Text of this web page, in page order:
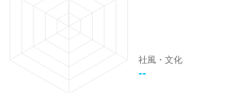
社風・文化
--